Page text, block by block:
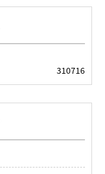
310716